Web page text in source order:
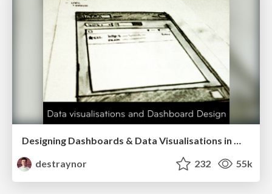
Designing Dashboards & Data Visualisations in Web Apps
destraynor
232 55k